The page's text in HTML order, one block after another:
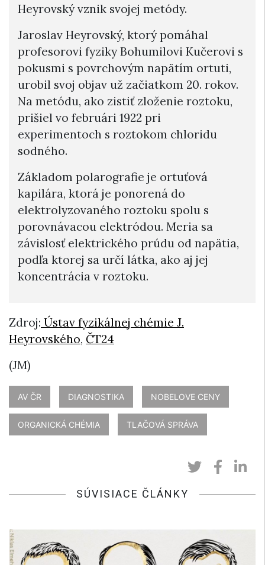
Heyrovský vznik svojej metódy.
Jaroslav Heyrovský, ktorý pomáhal
profesorovi fyziky Bohumilovi Kučerovi s
pokusmi s povrchovým napätím ortuti,
urobil svoj objav už začiatkom 20. rokov.
Na metódu, ako zistiť zloženie roztoku,
prišiel vo februári 1922 pri
experimentoch s roztokom chloridu
sodného.
Základom polarografie je ortuťová
kapilára, ktorá je ponorená do
elektrolyzovaného roztoku spolu s
porovnávacou elektródou. Meria sa
závislosť elektrického prúdu od napätia,
podľa ktorej sa určí látka, ako aj jej
koncentrácia v roztoku.
Zdroj: Ústav fyzikálnej chémie J.
Heyrovského, ČT24
(JM)
AV ČR DIAGNOSTIKA NOBELOVE CENY
ORGANICKÁ CHÉMIA TLAČOVÁ SPRÁVA
SÚVISIACE ČLÁNKY